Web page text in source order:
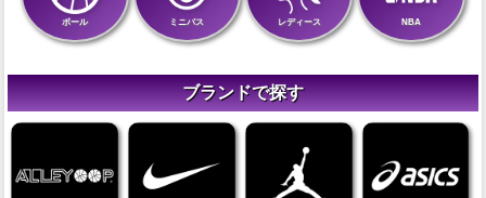
ボール ミニバス レディース NBA
ブランドで探す